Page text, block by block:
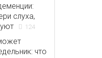
слуха,
124
что